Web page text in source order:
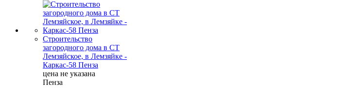
Строительство
загородного дома в СТ
Лемзяйское, в Лемзяйке -
Каркас-58 Пенза
цена не указана
Пенза